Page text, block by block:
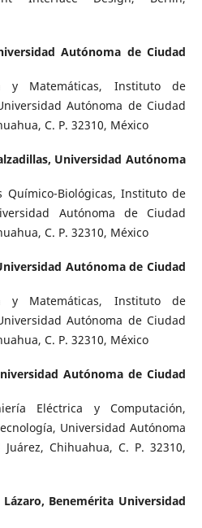
Autónoma de Ciudad
y Matemáticas, Instituto de
Autónoma de Ciudad
C. P. 32310, México
Universidad Autónoma
Químico-Biológicas, Instituto de
Autónoma de Ciudad
C. P. 32310, México
Autónoma de Ciudad
y Matemáticas, Instituto de
Autónoma de Ciudad
C. P. 32310, México
Autónoma de Ciudad
Eléctrica y Computación,
Universidad Autónoma
Chihuahua, C. P. 32310,
Benemérita Universidad